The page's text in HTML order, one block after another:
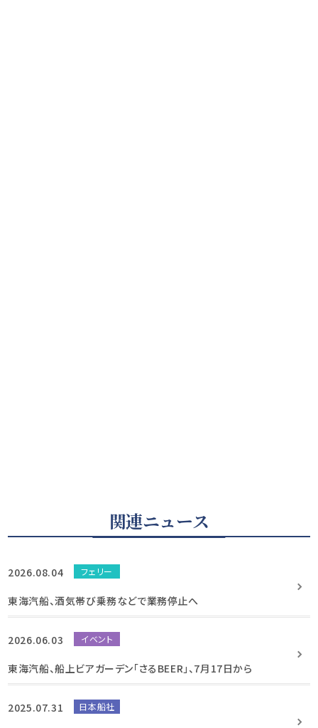
関連ニュース
2026.08.04 フェリー
東海汽船、酒気帯び乗務などで業務停止へ
2026.06.03 イベント
東海汽船、船上ビアガーデン「さるBEER」、7月17日から
2025.07.31 日本船社